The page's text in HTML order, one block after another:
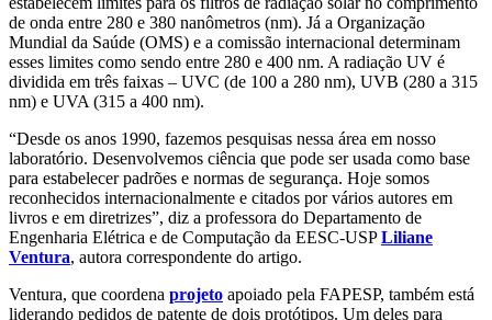
de onda entre 280 e 380 nanômetros (nm). Já a Organização
Mundial da Saúde (OMS) e a comissão internacional determinam
esses limites como sendo entre 280 e 400 nm. A radiação UV é
dividida em três faixas – UVC (de 100 a 280 nm), UVB (280 a 315
nm) e UVA (315 a 400 nm).
“Desde os anos 1990, fazemos pesquisas nessa área em nosso
laboratório. Desenvolvemos ciência que pode ser usada como base
para estabelecer padrões e normas de segurança. Hoje somos
reconhecidos internacionalmente e citados por vários autores em
livros e em diretrizes”, diz a professora do Departamento de
Engenharia Elétrica e de Computação da EESC-USPLiliane
Ventura, autora correspondente do artigo.
Ventura, que coordena projeto apoiado pela FAPESP, também está
liderando pedidos de patente de dois protótipos. Um deles para